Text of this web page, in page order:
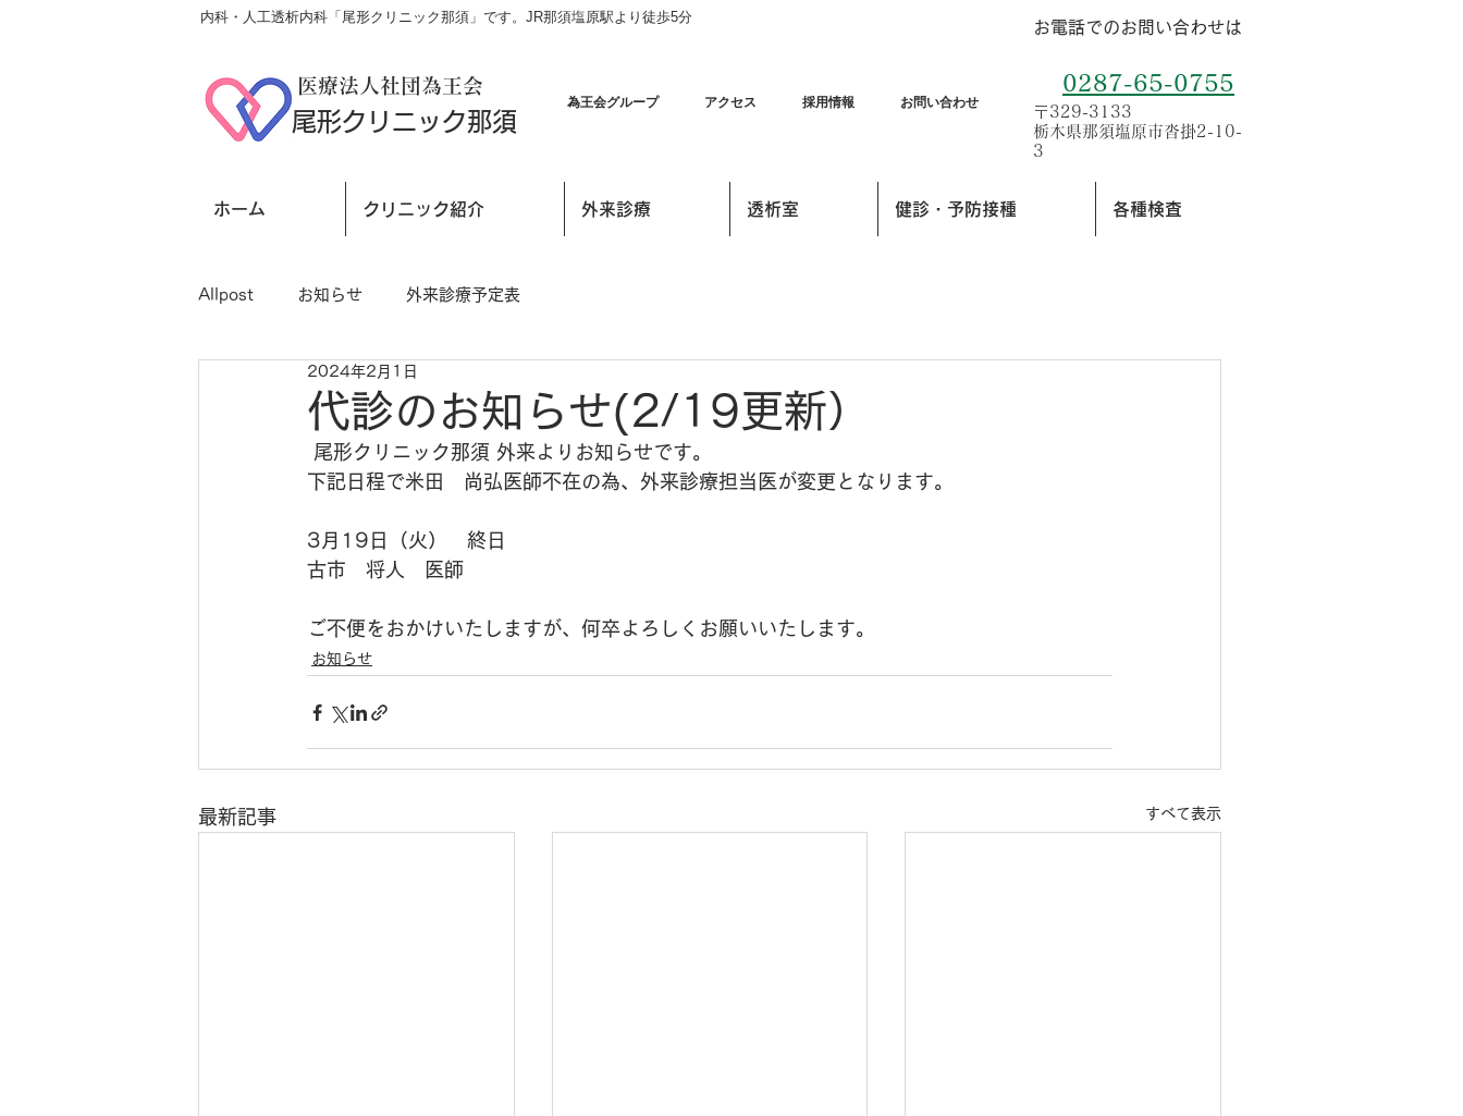
内科・人工透析内科「尾形クリニック那須」です。JR那須塩原駅より徒歩5分
医療法人社団為王会
尾形クリニック那須
為王会グループ アクセス 採用情報 お問い合わせ
お電話でのお問い合わせは
0287-65-0755
〒329-3133
栃木県那須塩原市沓掛2-10-
3
ホーム クリニック紹介 外来診療 透析室 健診・予防接種 各種検査
Allpost お知らせ 外来診療予定表
代診のお知らせ(2/19更新）
2024年2月1日
尾形クリニック那須 外来よりお知らせです。
下記日程で米田　尚弘医師不在の為、外来診療担当医が変更となります。
3月19日（火）　終日
古市　将人　医師
ご不便をおかけいたしますが、何卒よろしくお願いいたします。
お知らせ
最新記事 すべて表示